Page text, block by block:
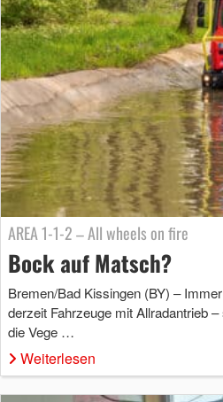
AREA 1-1-2 – All wheels on fire
Bock auf Matsch?
Bremen/Bad Kissingen (BY) –
derzeit Fahrzeuge mit Allradantrieb
die Vege …
Weiterlesen